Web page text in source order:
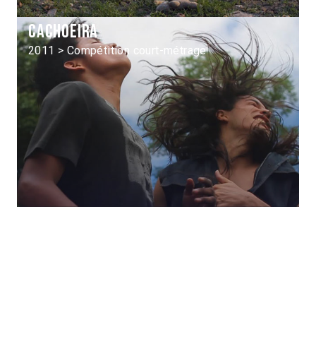
Cachoeira
2011 > Compétition court-métrage